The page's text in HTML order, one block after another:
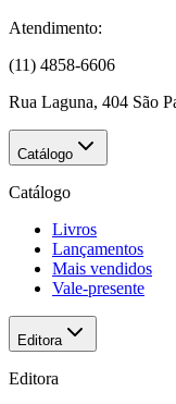
Atendimento:
(11) 4858-6606
Rua Laguna, 404 São
Catálogo
Catálogo
Livros
Lançamentos
Mais vendidos
Vale-presente
Editora
Editora